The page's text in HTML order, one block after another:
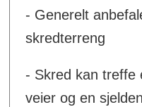
- Generelt
skredterreng
- Skred kan treffe
veier og en